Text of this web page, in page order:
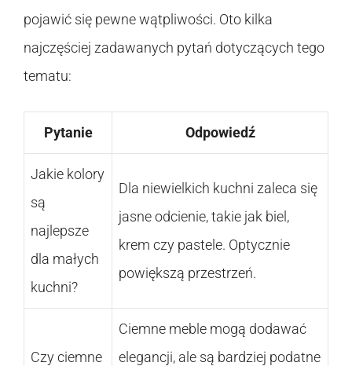
pojawić się pewne wątpliwości. Oto kilka
najczęściej zadawanych pytań dotyczących tego
tematu:
Pytanie Odpowiedź
Jakie kolory
są
najlepsze
dla małych
kuchni?
Dla niewielkich kuchni zaleca się
jasne odcienie, takie jak biel,
krem czy pastele. Optycznie
powiększą przestrzeń.
Czy ciemne
Ciemne meble mogą dodawać
elegancji, ale są bardziej podatne